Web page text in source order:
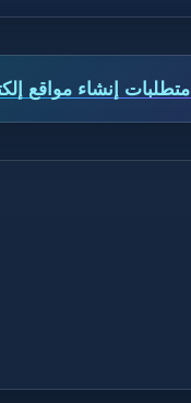
متطلبات إنشاء مواقع